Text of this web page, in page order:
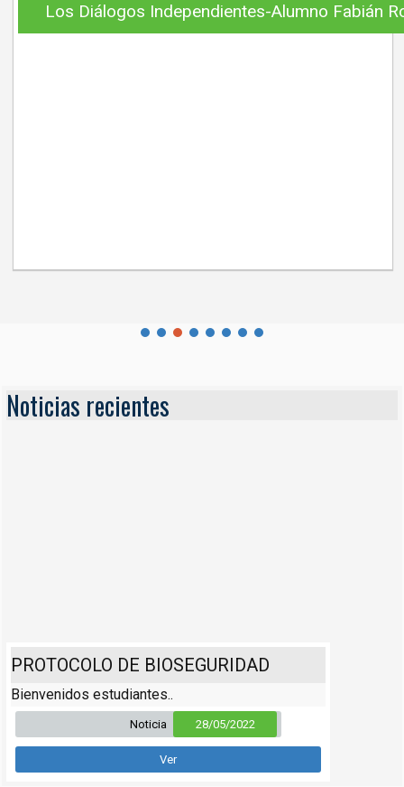
Los Diálogos Independientes-Alumno Fabián
Noticias recientes
PROTOCOLO DE BIOSEGURIDAD
Bienvenidos estudiantes..
Noticia 28/05/2022
Ver